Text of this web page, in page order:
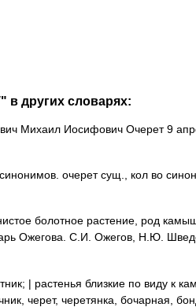
в других словарях:
Михаил Иосифович Очерет 9
очерет сущ., кол во
болотное растение, род
Ожегова. С.И. Ожегов, Н.Ю.
| растенья близкие по виду к
черет, черетянка, бочарная,